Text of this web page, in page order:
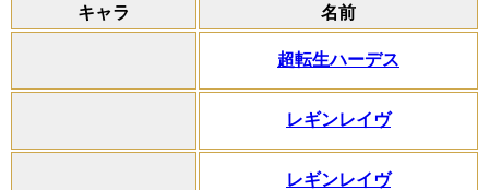
キャラ
名前
超転生ハーデス
レギンレイヴ
レギンレイヴ